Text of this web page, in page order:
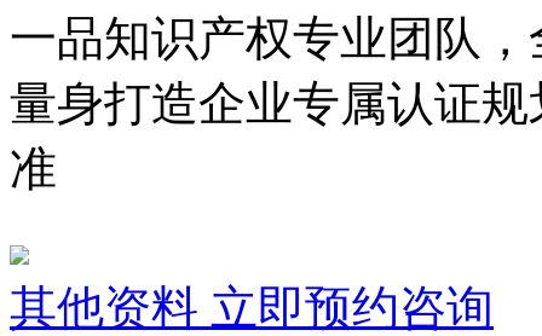
一品知识产权专业团队
量身打造企业专属认证
准
其他资料 立即预约咨询